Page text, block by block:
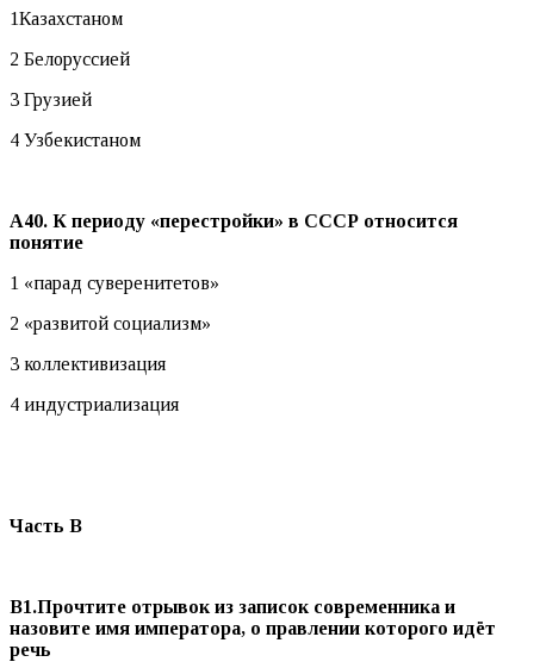
1Казахстаном
2 Белоруссией
3 Грузией
4 Узбекистаном
А40. К периоду «перестройки» в СССР относится
понятие
1 «парад суверенитетов»
2 «развитой социализм»
3 коллективизация
4 индустриализация
Часть В
В1.Прочтите отрывок из записок современника и
назовите имя императора, о правлении которого идёт
речь